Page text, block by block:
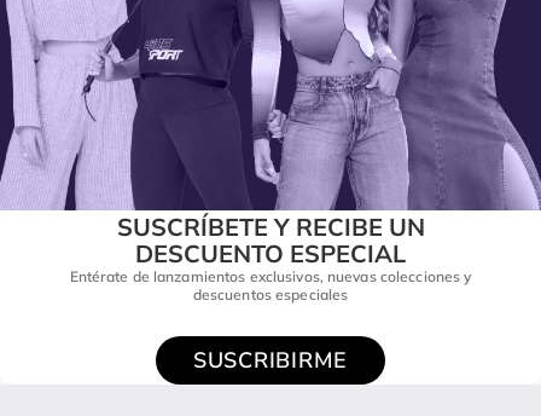
SUSCRÍBETE Y RECIBE UN
DESCUENTO ESPECIAL
Entérate de lanzamientos exclusivos, nuevas colecciones y
descuentos especiales
SUSCRIBIRME